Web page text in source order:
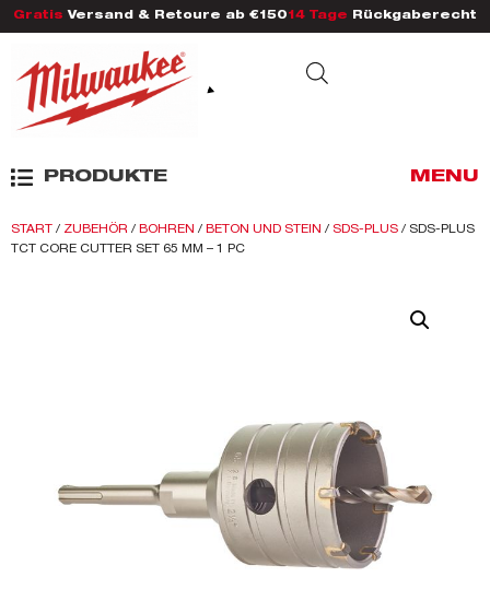
Gratis Versand & Retoure ab €150 14 Tage Rückgaberecht
PRODUKTE MENU
START / ZUBEHÖR / BOHREN / BETON UND STEIN / SDS-PLUS / SDS-PLUS
TCT CORE CUTTER SET 65 MM – 1 PC